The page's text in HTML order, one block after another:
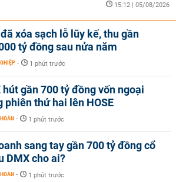
15:12 | 05/08/2026
xóa sạch lỗ lũy kế, thu gần
tỷ đồng sau nửa năm
- 1 phút trước
hút gần 700 tỷ đồng vốn ngoại
phiên thứ hai lên HOSE
- 1 phút trước
sang tay gần 700 tỷ đồng cổ
DMX cho ai?
- 1 phút trước